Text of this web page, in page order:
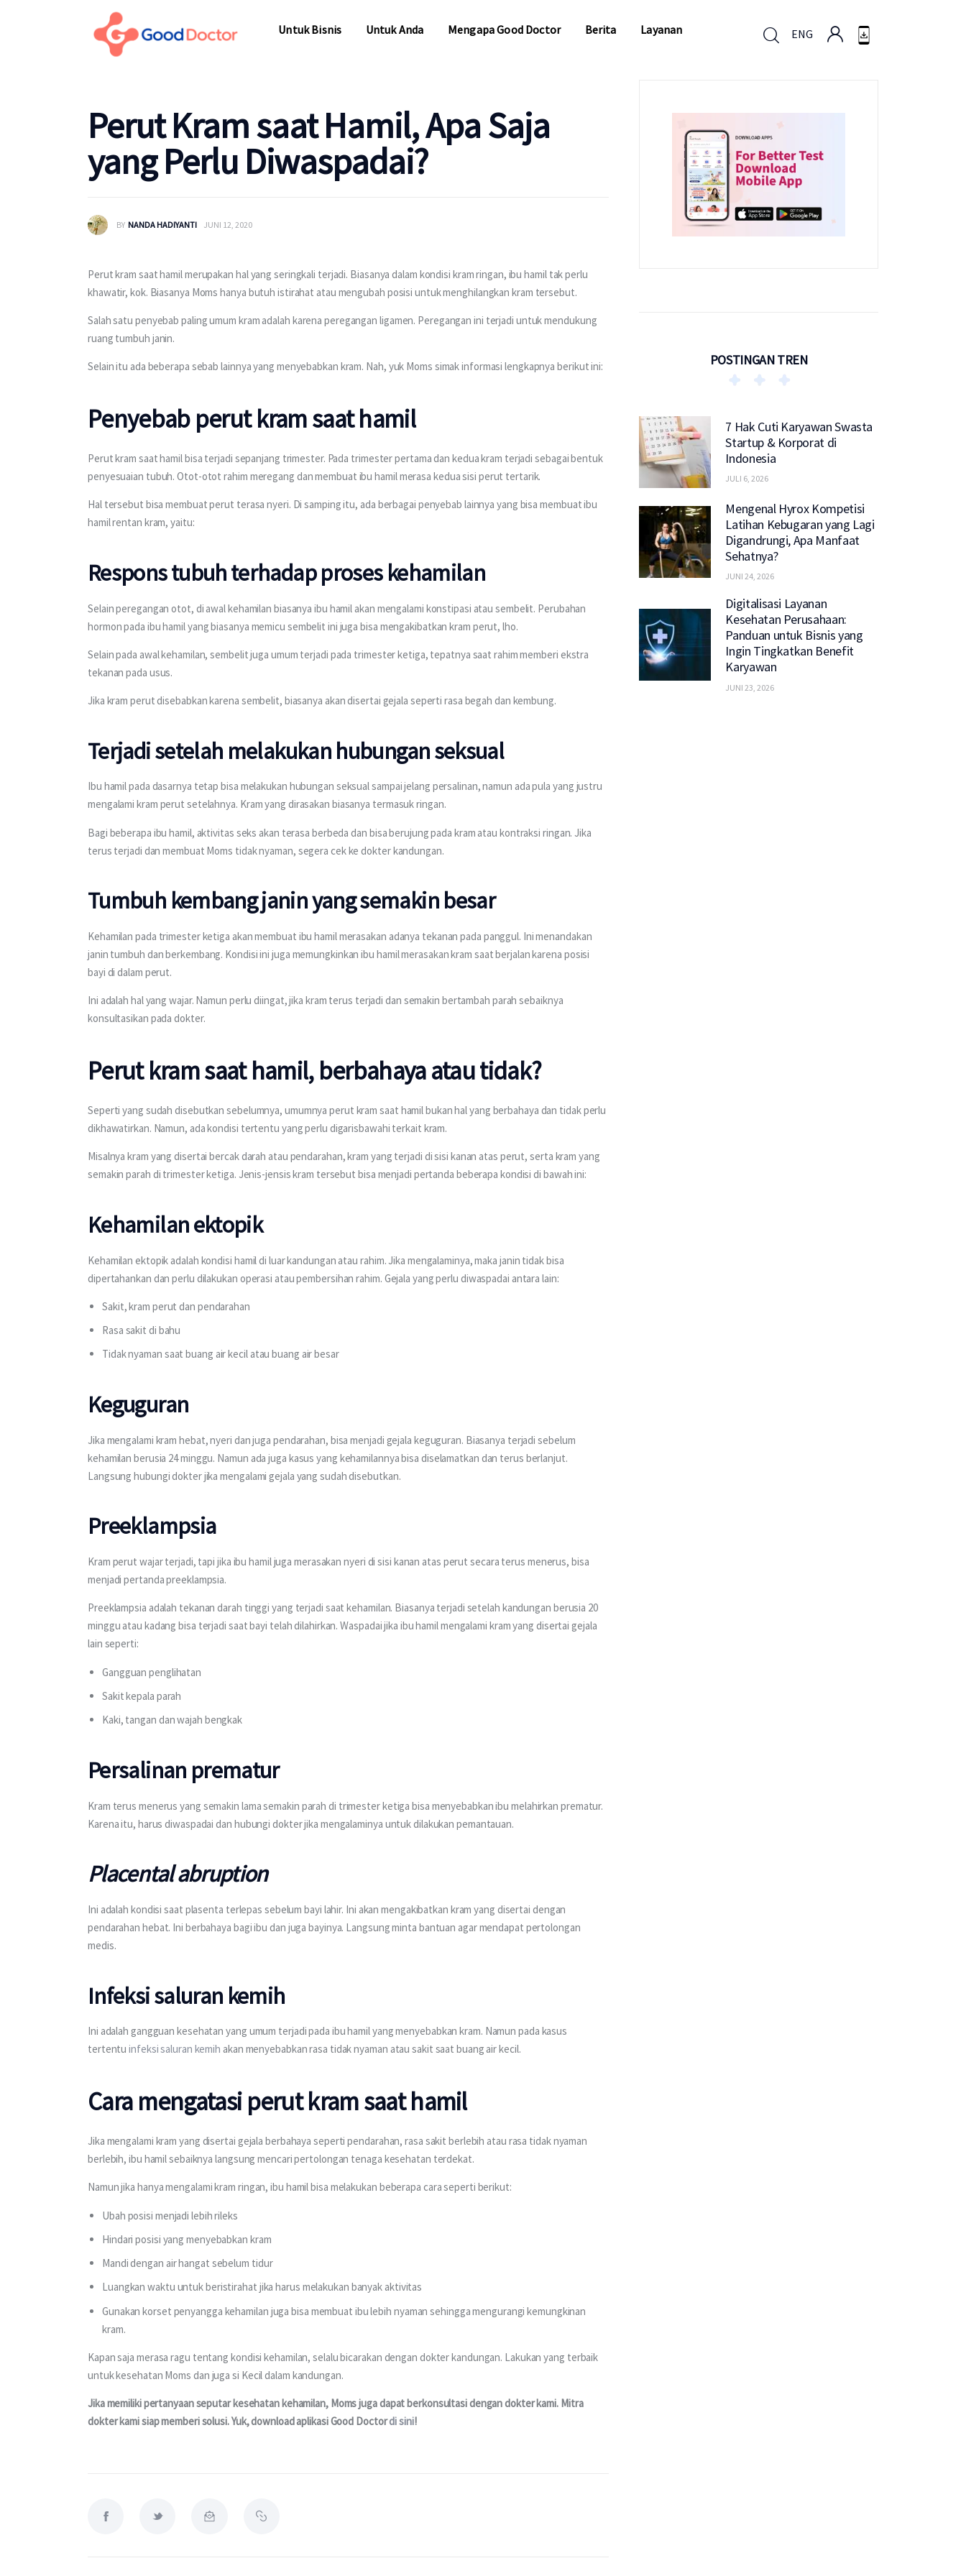
Untuk Bisnis Untuk Anda Mengapa Good Doctor Berita Layanan ENG
Perut Kram saat Hamil, Apa Saja
yang Perlu Diwaspadai?
BY NANDA HADIYANTI JUNI 12, 2020
Perut kram saat hamil merupakan hal yang seringkali terjadi. Biasanya dalam kondisi kram ringan, ibu hamil tak perlu
khawatir, kok. Biasanya Moms hanya butuh istirahat atau mengubah posisi untuk menghilangkan kram tersebut.
Salah satu penyebab paling umum kram adalah karena peregangan ligamen. Peregangan ini terjadi untuk mendukung
ruang tumbuh janin.
Selain itu ada beberapa sebab lainnya yang menyebabkan kram. Nah, yuk Moms simak informasi lengkapnya berikut ini:
Penyebab perut kram saat hamil
Perut kram saat hamil bisa terjadi sepanjang trimester. Pada trimester pertama dan kedua kram terjadi sebagai bentuk
penyesuaian tubuh. Otot-otot rahim meregang dan membuat ibu hamil merasa kedua sisi perut tertarik.
Hal tersebut bisa membuat perut terasa nyeri. Di samping itu, ada berbagai penyebab lainnya yang bisa membuat ibu
hamil rentan kram, yaitu:
Respons tubuh terhadap proses kehamilan
Selain peregangan otot, di awal kehamilan biasanya ibu hamil akan mengalami konstipasi atau sembelit. Perubahan
hormon pada ibu hamil yang biasanya memicu sembelit ini juga bisa mengakibatkan kram perut, lho.
Selain pada awal kehamilan, sembelit juga umum terjadi pada trimester ketiga, tepatnya saat rahim memberi ekstra
tekanan pada usus.
Jika kram perut disebabkan karena sembelit, biasanya akan disertai gejala seperti rasa begah dan kembung.
Terjadi setelah melakukan hubungan seksual
Ibu hamil pada dasarnya tetap bisa melakukan hubungan seksual sampai jelang persalinan, namun ada pula yang justru
mengalami kram perut setelahnya. Kram yang dirasakan biasanya termasuk ringan.
Bagi beberapa ibu hamil, aktivitas seks akan terasa berbeda dan bisa berujung pada kram atau kontraksi ringan. Jika
terus terjadi dan membuat Moms tidak nyaman, segera cek ke dokter kandungan.
Tumbuh kembang janin yang semakin besar
Kehamilan pada trimester ketiga akan membuat ibu hamil merasakan adanya tekanan pada panggul. Ini menandakan
janin tumbuh dan berkembang. Kondisi ini juga memungkinkan ibu hamil merasakan kram saat berjalan karena posisi
bayi di dalam perut.
Ini adalah hal yang wajar. Namun perlu diingat, jika kram terus terjadi dan semakin bertambah parah sebaiknya
konsultasikan pada dokter.
Perut kram saat hamil, berbahaya atau tidak?
Seperti yang sudah disebutkan sebelumnya, umumnya perut kram saat hamil bukan hal yang berbahaya dan tidak perlu
dikhawatirkan. Namun, ada kondisi tertentu yang perlu digarisbawahi terkait kram.
Misalnya kram yang disertai bercak darah atau pendarahan, kram yang terjadi di sisi kanan atas perut, serta kram yang
semakin parah di trimester ketiga. Jenis-jensis kram tersebut bisa menjadi pertanda beberapa kondisi di bawah ini:
Kehamilan ektopik
Kehamilan ektopik adalah kondisi hamil di luar kandungan atau rahim. Jika mengalaminya, maka janin tidak bisa
dipertahankan dan perlu dilakukan operasi atau pembersihan rahim. Gejala yang perlu diwaspadai antara lain:
Sakit, kram perut dan pendarahan
Rasa sakit di bahu
Tidak nyaman saat buang air kecil atau buang air besar
Keguguran
Jika mengalami kram hebat, nyeri dan juga pendarahan, bisa menjadi gejala keguguran. Biasanya terjadi sebelum
kehamilan berusia 24 minggu. Namun ada juga kasus yang kehamilannya bisa diselamatkan dan terus berlanjut.
Langsung hubungi dokter jika mengalami gejala yang sudah disebutkan.
Preeklampsia
Kram perut wajar terjadi, tapi jika ibu hamil juga merasakan nyeri di sisi kanan atas perut secara terus menerus, bisa
menjadi pertanda preeklampsia.
Preeklampsia adalah tekanan darah tinggi yang terjadi saat kehamilan. Biasanya terjadi setelah kandungan berusia 20
minggu atau kadang bisa terjadi saat bayi telah dilahirkan. Waspadai jika ibu hamil mengalami kram yang disertai gejala
lain seperti:
Gangguan penglihatan
Sakit kepala parah
Kaki, tangan dan wajah bengkak
Persalinan prematur
Kram terus menerus yang semakin lama semakin parah di trimester ketiga bisa menyebabkan ibu melahirkan prematur.
Karena itu, harus diwaspadai dan hubungi dokter jika mengalaminya untuk dilakukan pemantauan.
Placental abruption
Ini adalah kondisi saat plasenta terlepas sebelum bayi lahir. Ini akan mengakibatkan kram yang disertai dengan
pendarahan hebat. Ini berbahaya bagi ibu dan juga bayinya. Langsung minta bantuan agar mendapat pertolongan
medis.
Infeksi saluran kemih
Ini adalah gangguan kesehatan yang umum terjadi pada ibu hamil yang menyebabkan kram. Namun pada kasus
tertentu infeksi saluran kemih akan menyebabkan rasa tidak nyaman atau sakit saat buang air kecil.
Cara mengatasi perut kram saat hamil
Jika mengalami kram yang disertai gejala berbahaya seperti pendarahan, rasa sakit berlebih atau rasa tidak nyaman
berlebih, ibu hamil sebaiknya langsung mencari pertolongan tenaga kesehatan terdekat.
Namun jika hanya mengalami kram ringan, ibu hamil bisa melakukan beberapa cara seperti berikut:
Ubah posisi menjadi lebih rileks
Hindari posisi yang menyebabkan kram
Mandi dengan air hangat sebelum tidur
Luangkan waktu untuk beristirahat jika harus melakukan banyak aktivitas
Gunakan korset penyangga kehamilan juga bisa membuat ibu lebih nyaman sehingga mengurangi kemungkinan
kram.
Kapan saja merasa ragu tentang kondisi kehamilan, selalu bicarakan dengan dokter kandungan. Lakukan yang terbaik
untuk kesehatan Moms dan juga si Kecil dalam kandungan.
Jika memiliki pertanyaan seputar kesehatan kehamilan, Moms juga dapat berkonsultasi dengan dokter kami. Mitra
dokter kami siap memberi solusi. Yuk, download aplikasi Good Doctor di sini!
POSTINGAN TREN
7 Hak Cuti Karyawan Swasta
Startup & Korporat di
Indonesia
JULI 6, 2026
Mengenal Hyrox Kompetisi
Latihan Kebugaran yang Lagi
Digandrungi, Apa Manfaat
Sehatnya?
JUNI 24, 2026
Digitalisasi Layanan
Kesehatan Perusahaan:
Panduan untuk Bisnis yang
Ingin Tingkatkan Benefit
Karyawan
JUNI 23, 2026